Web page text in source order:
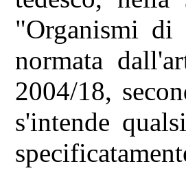
"Organismi
normata
2004/18,
s'intende